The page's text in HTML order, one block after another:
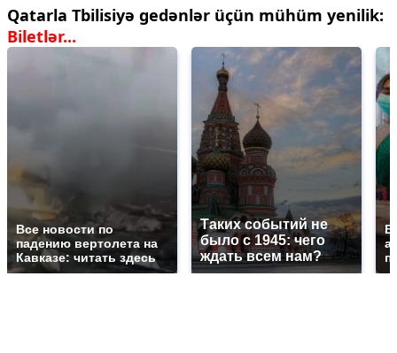
Qatarla Tbilisiyə gedənlər üçün mühüm yenilik:
Biletlər...
Все новости по
падению вертолета на
Кавказе: читать здесь
Таких событий не
было с 1945: чего
ждать всем нам?
В